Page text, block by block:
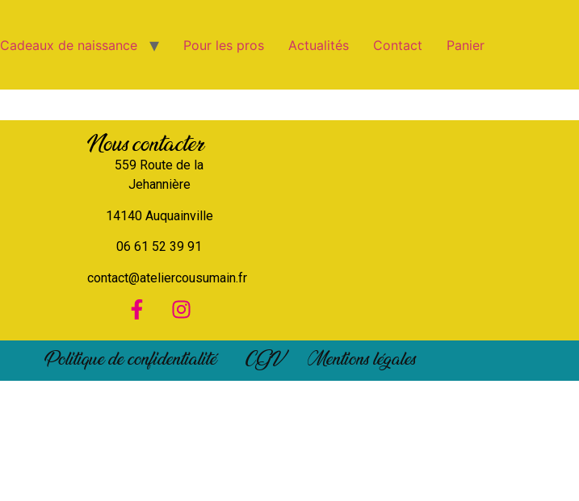
Cadeaux de naissance Pour les pros Actualités Contact Panier
Nous contacter
559 Route de la
Jehannière
14140 Auquainville
06 61 52 39 91
contact@ateliercousumain.fr
Politique de confidentialité CGV Mentions légales